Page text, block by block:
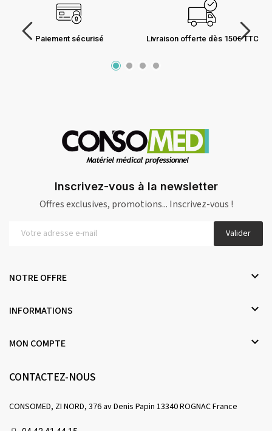
Paiement sécurisé Livraison offerte dès 150€ TTC
Inscrivez-vous à la newsletter
Offres exclusives, promotions... Inscrivez-vous !
Valider
NOTRE OFFRE 
INFORMATIONS 
MON COMPTE 
CONTACTEZ-NOUS
CONSOMED, ZI NORD, 376 av Denis Papin 13340 ROGNAC France